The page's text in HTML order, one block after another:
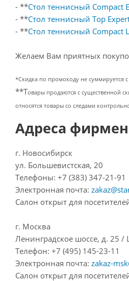
- **Стол теннисный Compact
- **Стол теннисный Top
- **Стол теннисный Compact
Желаем Вам приятных
*Скидка по промокоду не суммируется
**Товары продаются с существенной
относятся товары со следами
Адреса
г. Новосибирск
ул. Большевистская, 20
Телефоны: +7 (383) 347-21-91
Электронная почта:
Салон открыт для
г. Москва
Ленинградское шоссе, д. 25
Телефон: +7 (495) 145-23-11
Электронная почта: zakaz-
Салон открыт для